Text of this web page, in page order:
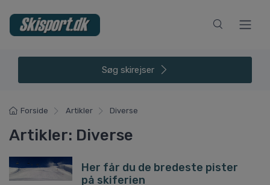
Søg skirejser
Forside Artikler Diverse
Artikler: Diverse
Her får du de bredeste pister
på skiferien